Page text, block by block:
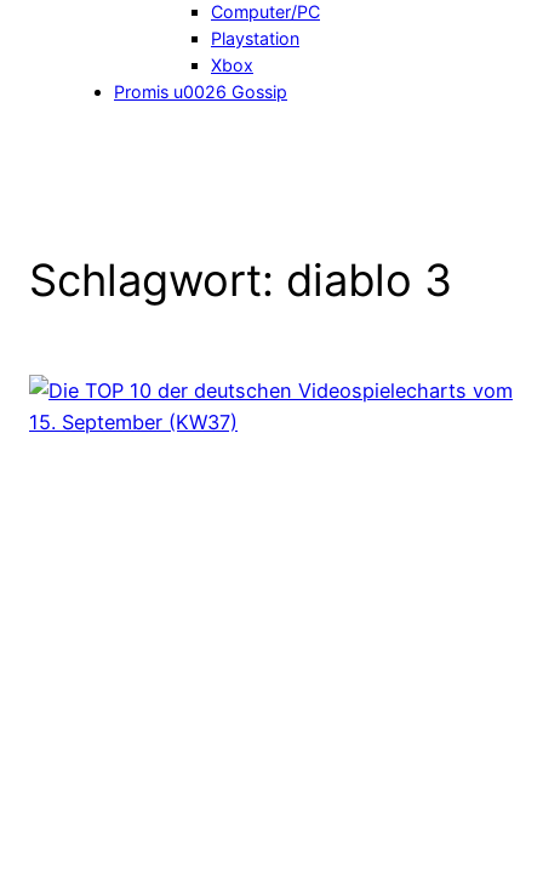
Computer/PC
Playstation
Xbox
Promis u0026 Gossip
Schlagwort: diablo 3